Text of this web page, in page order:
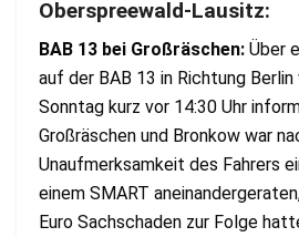
Oberspreewald-Lausitz:
BAB 13 bei Großräschen: Über
auf der BAB 13 in Richtung
Sonntag kurz vor 14:30 Uhr
Großräschen und Bronkow war
Unaufmerksamkeit des Fahrers
einem SMART
Euro Sachschaden zur Folge